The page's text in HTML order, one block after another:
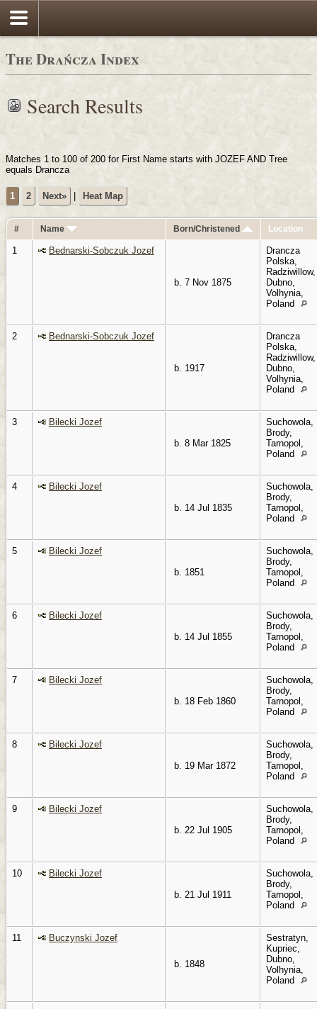
The Drańcza Index
Search Results
Matches 1 to 100 of 200 for First Name starts with JOZEF AND Tree
equals Drancza
1 2 Next» Heat Map
# Name Born/Christened Location
1 Bednarski-Sobczuk Jozef
b. 7 Nov 1875
Drancza
Polska,
Radziwillow,
Dubno,
Volhynia,
Poland
2 Bednarski-Sobczuk Jozef
b. 1917
Drancza
Polska,
Radziwillow,
Dubno,
Volhynia,
Poland
3
Bilecki Jozef
b. 8 Mar 1825
Suchowola,
Brody,
Tarnopol,
Poland
4
Bilecki Jozef
b. 14 Jul 1835
Suchowola,
Brody,
Tarnopol,
Poland
5
Bilecki Jozef
b. 1851
Suchowola,
Brody,
Tarnopol,
Poland
6
Bilecki Jozef
b. 14 Jul 1855
Suchowola,
Brody,
Tarnopol,
Poland
7
Bilecki Jozef
b. 18 Feb 1860
Suchowola,
Brody,
Tarnopol,
Poland
8
Bilecki Jozef
b. 19 Mar 1872
Suchowola,
Brody,
Tarnopol,
Poland
9
Bilecki Jozef
b. 22 Jul 1905
Suchowola,
Brody,
Tarnopol,
Poland
10
Bilecki Jozef
b. 21 Jul 1911
Suchowola,
Brody,
Tarnopol,
Poland
11 Buczynski Jozef
b. 1848
Sestratyn,
Kupriec,
Dubno,
Volhynia,
Poland